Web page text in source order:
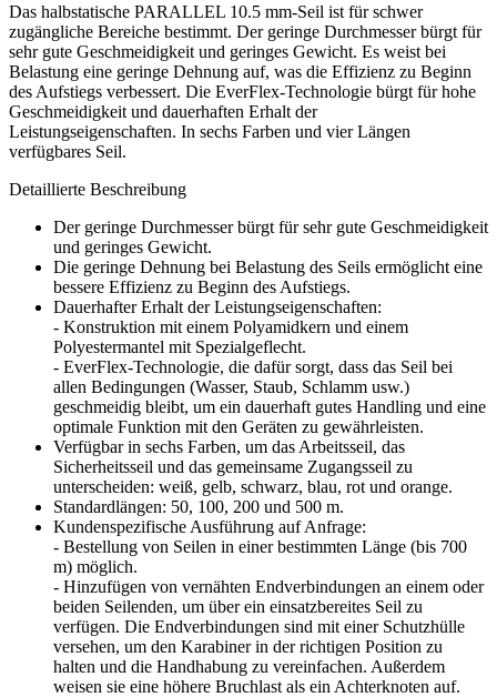
Das halbstatische PARALLEL 10.5 mm-Seil ist für schwer
zugängliche Bereiche bestimmt. Der geringe Durchmesser bürgt für
sehr gute Geschmeidigkeit und geringes Gewicht. Es weist bei
Belastung eine geringe Dehnung auf, was die Effizienz zu Beginn
des Aufstiegs verbessert. Die EverFlex-Technologie bürgt für hohe
Geschmeidigkeit und dauerhaften Erhalt der
Leistungseigenschaften. In sechs Farben und vier Längen
verfügbares Seil.
Detaillierte Beschreibung
Der geringe Durchmesser bürgt für sehr gute Geschmeidigkeit
und geringes Gewicht.
Die geringe Dehnung bei Belastung des Seils ermöglicht eine
bessere Effizienz zu Beginn des Aufstiegs.
Dauerhafter Erhalt der Leistungseigenschaften:
- Konstruktion mit einem Polyamidkern und einem
Polyestermantel mit Spezialgeflecht.
- EverFlex-Technologie, die dafür sorgt, dass das Seil bei
allen Bedingungen (Wasser, Staub, Schlamm usw.)
geschmeidig bleibt, um ein dauerhaft gutes Handling und eine
optimale Funktion mit den Geräten zu gewährleisten.
Verfügbar in sechs Farben, um das Arbeitsseil, das
Sicherheitsseil und das gemeinsame Zugangsseil zu
unterscheiden: weiß, gelb, schwarz, blau, rot und orange.
Standardlängen: 50, 100, 200 und 500 m.
Kundenspezifische Ausführung auf Anfrage:
- Bestellung von Seilen in einer bestimmten Länge (bis 700
m) möglich.
- Hinzufügen von vernähten Endverbindungen an einem oder
beiden Seilenden, um über ein einsatzbereites Seil zu
verfügen. Die Endverbindungen sind mit einer Schutzhülle
versehen, um den Karabiner in der richtigen Position zu
halten und die Handhabung zu vereinfachen. Außerdem
weisen sie eine höhere Bruchlast als ein Achterknoten auf.